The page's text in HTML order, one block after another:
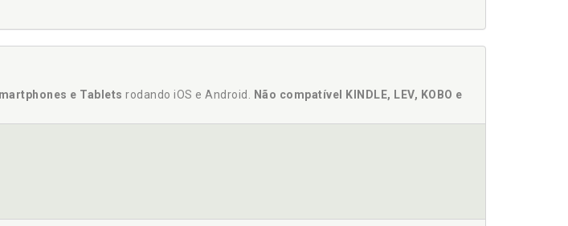
e Tablets rodando iOS e Android.
Não compatível KINDLE, LEV, KOBO e